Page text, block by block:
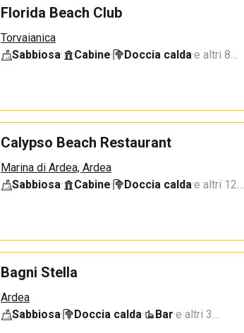
Florida Beach Club
Torvaianica
Sabbiosa· Cabine· Doccia calda·e altri 8…
Calypso Beach Restaurant
Marina di Ardea, Ardea
Sabbiosa· Cabine· Doccia calda·e altri 12…
Bagni Stella
Ardea
Sabbiosa· Doccia calda· Bar·e altri 3…